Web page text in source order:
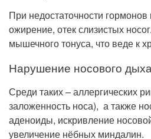
При недостаточности
ожирение, отек слизистых
мышечного тонуса, что веде к
Нарушение носового
Среди таких – аллергических
заложенность носа), а также
аденоиды, искривление
увеличение нёбных миндалин.